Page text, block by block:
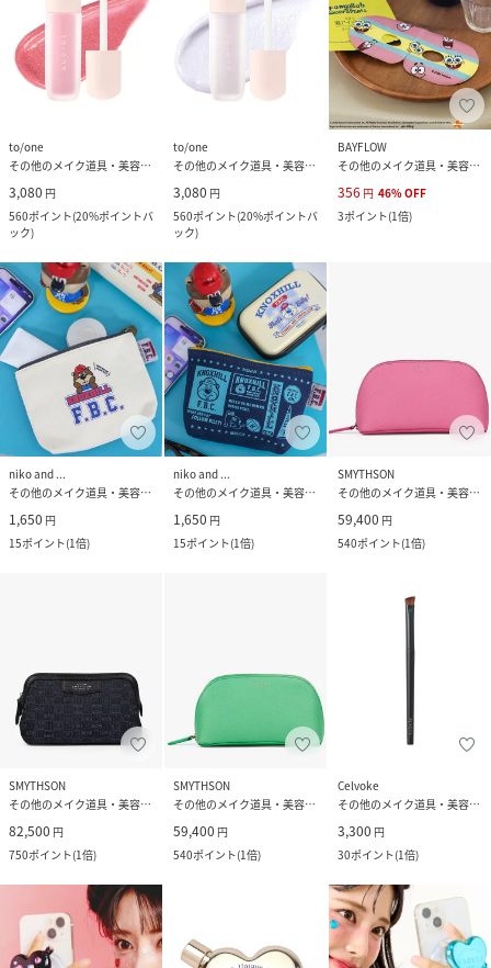
to/one
その他のメイク道具・美容器具
3,080 円
560ポイント(20%ポイントバ
ック)
to/one
その他のメイク道具・美容器具
3,080 円
560ポイント(20%ポイントバ
ック)
BAYFLOW
その他のメイク道具・美容器具
356 円 46%OFF
3ポイント(1倍)
niko and ...
その他のメイク道具・美容器具
1,650 円
15ポイント(1倍)
niko and ...
その他のメイク道具・美容器具
1,650 円
15ポイント(1倍)
SMYTHSON
その他のメイク道具・美容器具
59,400 円
540ポイント(1倍)
SMYTHSON
その他のメイク道具・美容器具
82,500 円
750ポイント(1倍)
SMYTHSON
その他のメイク道具・美容器具
59,400 円
540ポイント(1倍)
Celvoke
その他のメイク道具・美容器具
3,300 円
30ポイント(1倍)